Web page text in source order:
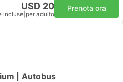
USD 20
incluse per adulto
Prenota ora
| Autobus